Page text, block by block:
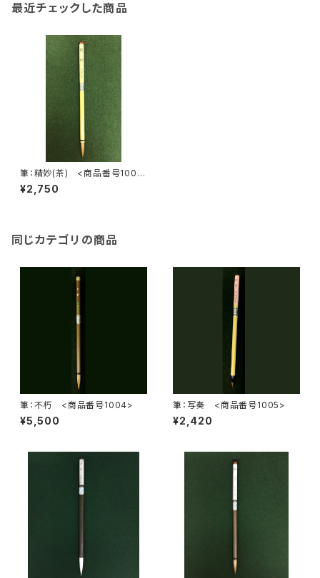
最近チェックした商品
筆：精妙(茶) <商品番号1007
>
¥2,750
同じカテゴリの商品
筆：不朽 <商品番号1004>
¥5,500
筆：写奏 <商品番号1005>
¥2,420